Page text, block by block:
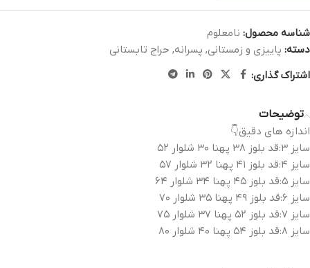
شناسه محصول: نامعلوم
دسته: پاییزی و زمستانی, پسرانه, حراج تابستانی
اشتراک گذاری:
توضیحات
اندازه های دقیق👇
سایز ۳:قد بلوز ۳۸ پهنا ۳۰ شلوار ۵۲
سایز ۴:قد بلوز ۴۱ پهنا ۳۲ شلوار ۵۷
سایز ۵:قد بلوز ۴۵ پهنا ۳۴ شلوار ۶۴
سایز ۶:قد بلوز ۴۹ پهنا ۳۵ شلوار ۷۰
سایز ۷:قد بلوز ۵۲ پهنا ۳۷ شلوار ۷۵
سایز ۸:قد بلوز ۵۴ پهنا ۴۰ شلوار ۸۰